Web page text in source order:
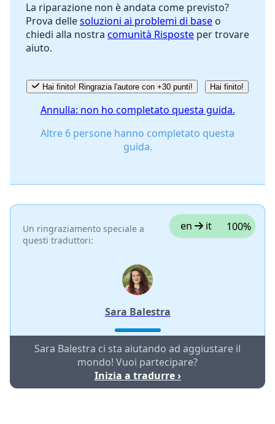
La riparazione non è andata come previsto?
Prova dellesoluzioni ai problemi di base o
chiedi alla nostra comunità Risposte per trovare
aiuto.
Hai finito! Ringrazia l'autore con +30 punti! Hai finito!
Annulla: non ho completato questa guida.
Altre 6 persone hanno completato questa
guida.
Un ringraziamento speciale a
questi traduttori:
en it 100%
Sara Balestra
Sara Balestra ci sta aiutando ad aggiustare il
mondo! Vuoi partecipare?
Inizia a tradurre ›